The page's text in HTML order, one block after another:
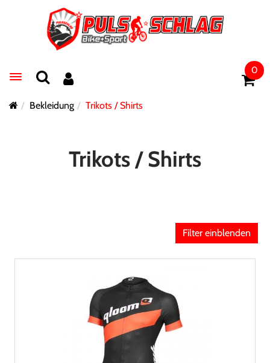
Toggle navigation
0
Bekleidung Trikots / Shirts
Trikots / Shirts
Filter einblenden